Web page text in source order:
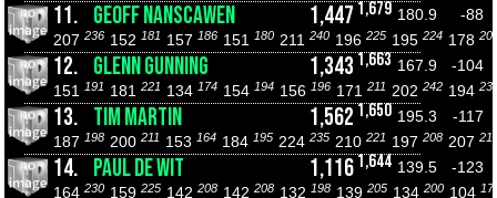
11. GEOFF NANSCAWEN 1,447 1,679 180.9
-88
207 236 152 181 157 186 151 180 211 240 196 225 195 224 178
12. GLENN GUNNING 1,343 1,663 167.9
-104
151
191 181 221 134 174 154 194 156 196 171 211 202 242 194
13. TIM MARTIN 1,562 1,650 195.3
-117
187 198 200 211 153 164 184 195 224 235 210 221 197 208 207
14. PAUL DE WIT 1,1161,644 139.5
-123
164 230 159 225 142 208 142 208 132 198 139 205 134 200 104